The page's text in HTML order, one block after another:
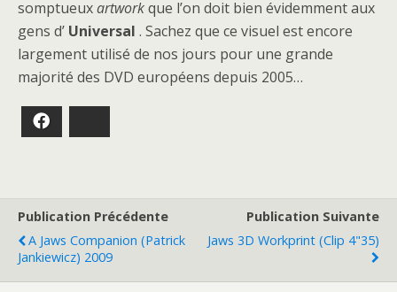
somptueuxartworkque l’on doit bien évidemment aux
gens d’ Universal . Sachez que ce visuel est encore
largement utilisé de nos jours pour une grande
majorité des DVD européens depuis 2005…
Publication Précédente
A Jaws Companion (Patrick
Jankiewicz) 2009
Publication Suivante
Jaws 3D Workprint (clip 4"35)